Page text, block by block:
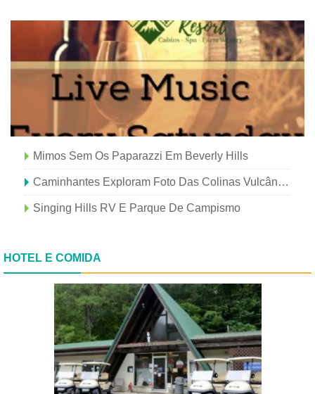
Mimos Sem Os Paparazzi Em Beverly Hills
Caminhantes Exploram Foto Das Colinas Vulcânicas
Singing Hills RV E Parque De Campismo
HOTEL E COMIDA